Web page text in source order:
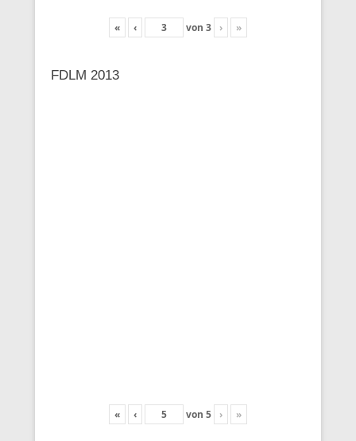
« ‹ von 3 › »
FDLM 2013
« ‹ von 5 › »